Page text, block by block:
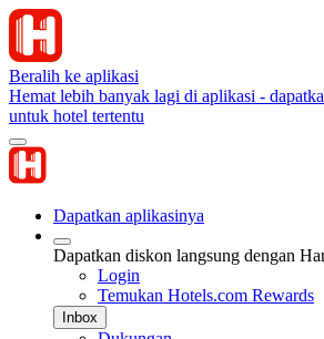
Beralih ke aplikasi
Hemat lebih banyak lagi di aplikasi -
untuk hotel tertentu
Dapatkan aplikasinya
Dapatkan diskon langsung dengan
Login
Temukan Hotels.com Rewards
Inbox